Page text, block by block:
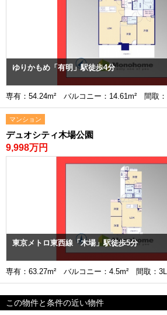
ゆりかもめ「有明」駅徒歩4分
専有：54.24m² バルコニー：14.61m² 間取
マンション
デュオシティ木場公園
9,998万円
東京メトロ東西線「木場」駅徒歩5分
専有：63.27m² バルコニー：4.5m² 間取：
この物件と条件の近い物件